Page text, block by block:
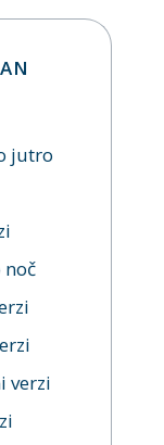
jutro
noč
verzi